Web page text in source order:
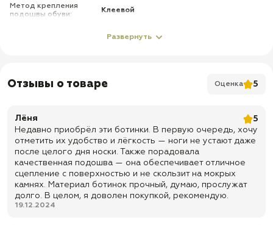
Метод крепления
подошвы обуви:
Клеевой
Усиленный
О товаре
✅ Материал верха: нейлон 1000D + резина
✅ Материал подошвы: резина
✅ Стелька: удобная вкладная
✅ Подносок и задник: укрепленные
✅ Шнурки: прочные нейлоновые
✅ Цвет: черный
Развернуть
Отзывы о товаре Оценка 5
Лёня
5
Недавно приобрёл эти ботинки. В первую очередь, хочу
отметить их удобство и лёгкость — ноги не устают даже
после целого дня носки. Также порадовала
качественная подошва — она обеспечивает отличное
сцепление с поверхностью и не скользит на мокрых
камнях. Материал ботинок прочный, думаю, прослужат
долго. В целом, я доволен покупкой, рекомендую.
19.12.2024